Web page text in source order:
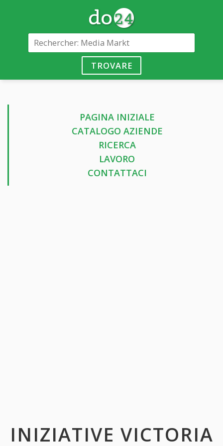
TROVARE
PAGINA INIZIALE
CATALOGO AZIENDE
RICERCA
LAVORO
CONTATTACI
INIZIATIVE VICTORIA